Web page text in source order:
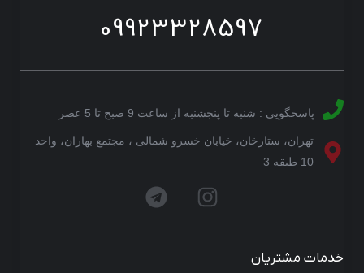
09923328597
پاسخگویی : شنبه تا پنجشنبه از ساعت 9 صبح تا 5 عصر
تهران، ستارخان، خیابان خسرو شمالی ، مجتمع بهاران، واحد
10 طبقه 3
خدمات مشتریان